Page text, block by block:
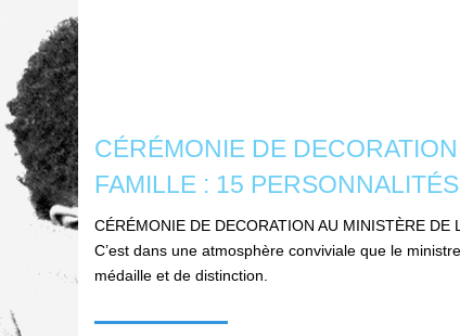
CÉRÉMONIE DE
FAMILLE : 15
CÉRÉMONIE DE DECORATION AU MINISTÈRE
C’est dans une atmosphère conviviale que le
médaille et de distinction.